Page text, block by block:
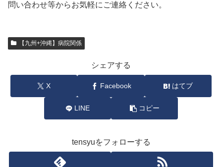
問い合わせ等からお気軽にご連絡ください。
【九州+沖縄】病院関係
シェアする
X Facebook はてブ
LINE コピー
tensyuをフォローする